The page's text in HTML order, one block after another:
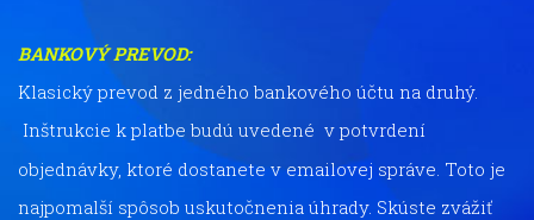
BANKOVÝ PREVOD:
Klasický prevod z jedného bankového účtu na druhý.
Inštrukcie k platbe budú uvedené v potvrdení
objednávky, ktoré dostanete v emailovej správe. Toto je
najpomalší spôsob uskutočnenia úhrady. Skúste zvážiť